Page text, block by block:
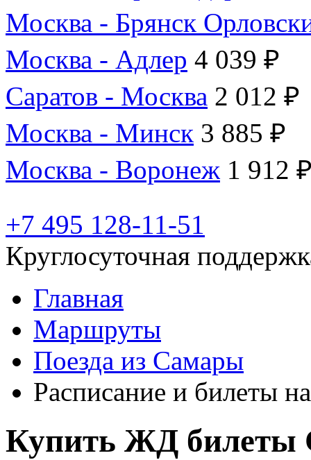
Москва - Брянск
Москва - Адлер 4 039 ₽
Саратов - Москва 2 012 ₽
Москва - Минск 3 885 ₽
Москва - Воронеж 1 912
+7 495 128-11-51
Круглосуточная
Главная
Маршруты
Поезда из Самары
Расписание и билеты
Купить ЖД билеты